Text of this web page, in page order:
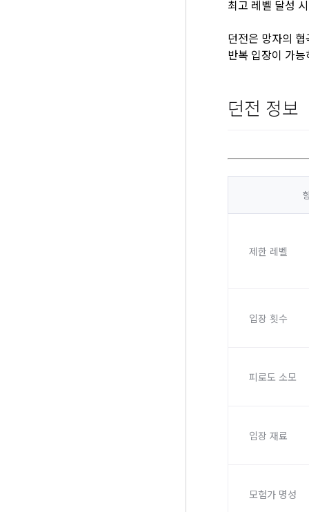
최고 레벨 달성
던전은 망자의
반복 입장이 가
던전 정보
제한 레벨
입장 횟수
피로도 소모
입장 재료
모험가 명성